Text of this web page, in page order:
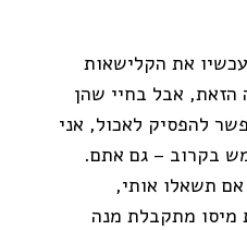
את הקלישאות
הזאת, אבל בחיי שהן
להפסיק לאכול, אני
בקרוב – גם אתם.
אם תשאלו אותי,
מיסו מתקבלת מנה